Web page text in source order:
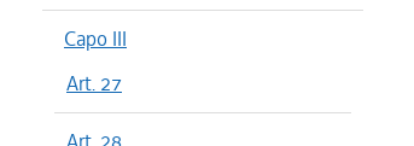
Capo III
Art. 27